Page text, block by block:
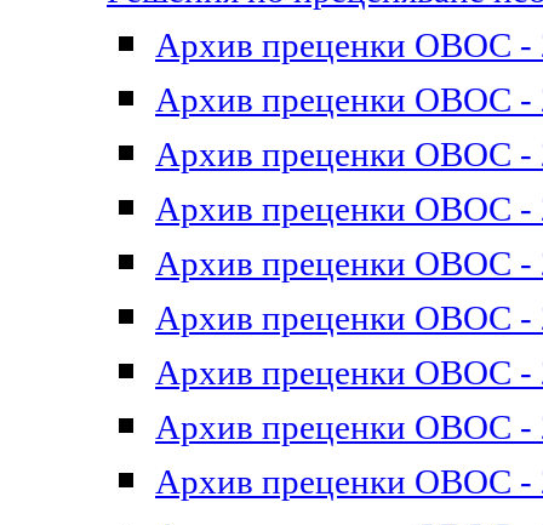
Архив преценки ОВОС -
Архив преценки ОВОС -
Архив преценки ОВОС -
Архив преценки ОВОС -
Архив преценки ОВОС -
Архив преценки ОВОС -
Архив преценки ОВОС -
Архив преценки ОВОС -
Архив преценки ОВОС -